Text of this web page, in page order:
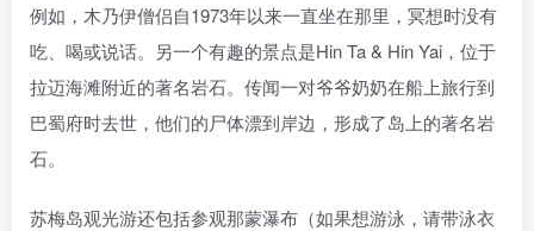
例如，木乃伊僧侣自1973年以来一直坐在那里，冥想时没有
吃、喝或说话。另一个有趣的景点是Hin Ta & Hin Yai，位于
拉迈海滩附近的著名岩石。传闻一对爷爷奶奶在船上旅行到
巴蜀府时去世，他们的尸体漂到岸边，形成了岛上的著名岩
石。
苏梅岛观光游还包括参观那蒙瀑布（如果想游泳，请带泳衣